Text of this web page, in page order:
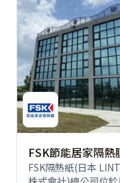
性化機能，表現真實
象的和諧氣息。<br>
次⾒⾯到⼀⾒如故，
次相遇都多了幾分信
ELIZ 不僅僅分享成家
悅，更將幸福帶入⽣
為客⼾實現夢想。
活有無限種可能，堅
⼼，不負期待，<br>
⼀同完成家的創作靈
<br>
及LED解決方案。 三星持
續研發並拓展消費性
部門的策略性產品。
2006 年首次贏得全
高市場佔有率以來，
以卓越的技術和創新
計，鞏固了我們在平
視和 顯示器市場的領
位。在數位家電事業
透過推出創新產品和
獨特設計，三星在高
場取得了顯著增長。 我們
透過全新的 Lifestyle
FSK節能居家隔熱
FSK隔熱紙(日本